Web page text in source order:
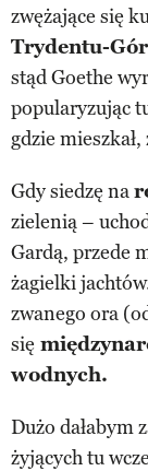
zwężające się
Trydentu-
stąd Goethe
popularyzując
gdzie
Gdy siedzę na
zielenią –
Gardą, przede
żagielki
zwanego ora
się
wodnych.
Dużo dałabym
żyjących tu